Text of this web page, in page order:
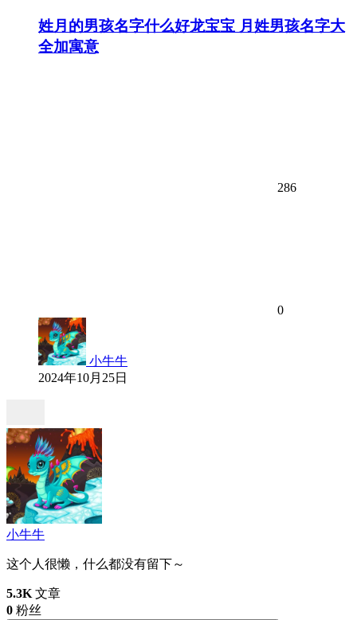
姓月的男孩名字什么好龙宝宝 月姓男孩名字大
全加寓意
286
0
小牛牛
2024年10月25日
小牛牛
这个人很懒，什么都没有留下～
5.3K 文章
0 粉丝